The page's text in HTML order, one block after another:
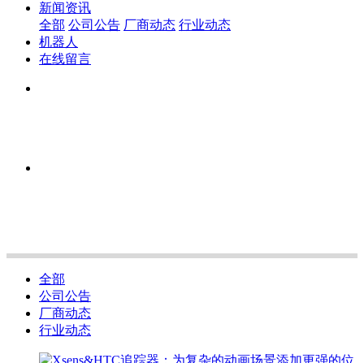
新闻资讯
全部 公司公告 厂商动态 行业动态
机器人
在线留言
全部
公司公告
厂商动态
行业动态